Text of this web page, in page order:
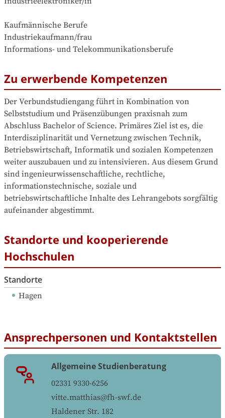
Kaufmännische Berufe
Industriekaufmann/frau
Informations- und Telekommunikationsberufe
Zu erwerbende Kompetenzen
Der Verbundstudiengang führt in Kombination von
Selbststudium und Präsenzübungen praxisnah zum
Abschluss Bachelor of Science. Primäres Ziel ist es, die
Interdisziplinarität und Vernetzung zwischen Technik,
Betriebswirtschaft, Informatik und sozialen Kompetenzen
weiter auszubauen und zu intensivieren. Aus diesem Grund
sind ingenieurwissenschaftliche, rechtliche,
informationstechnische, soziale und
betriebswirtschaftliche Inhalte des Lehrangebots sorgfältig
aufeinander abgestimmt.
Standorte und kooperierende
Hochschulen
Standorte
Hagen
Ansprechpersonen und Kontaktstellen
Allgemeine Studienberatung
02331 9330-6256
vitte.matthias@fh-swf.de
Haldener Str. 182